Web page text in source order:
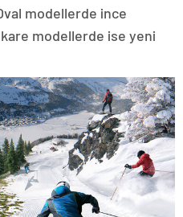
modellerde ince
modellerde ise yeni